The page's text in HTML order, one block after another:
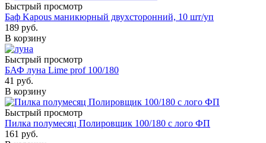
Быстрый просмотр
Баф Kapous маникюрный двухсторонний, 10 шт/уп
189 руб.
В корзину
Быстрый просмотр
БАФ луна Lime prof 100/180
41 руб.
В корзину
Быстрый просмотр
Пилка полумесяц Полировщик 100/180 с лого ФП
161 руб.